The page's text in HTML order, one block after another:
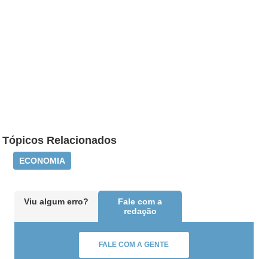
Tópicos Relacionados
ECONOMIA
Viu algum erro?
Fale com a
redação
FALE COM A GENTE